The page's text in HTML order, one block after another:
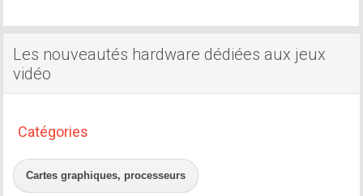
Les nouveautés hardware dédiées aux jeux
vidéo
Catégories
Cartes graphiques, processeurs